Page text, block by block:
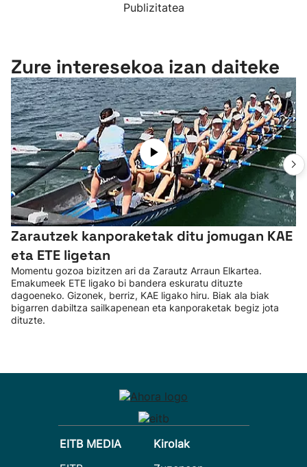
Publizitatea
Zure interesekoa izan daiteke
Zarautzek kanporaketak ditu jomugan KAE
eta ETE ligetan
Momentu gozoa bizitzen ari da Zarautz Arraun Elkartea.
Emakumeek ETE ligako bi bandera eskuratu dituzte
dagoeneko. Gizonek, berriz, KAE ligako hiru. Biak ala biak
bigarren dabiltza sailkapenean eta kanporaketak begiz jota
dituzte.
EITB MEDIA
Kirolak